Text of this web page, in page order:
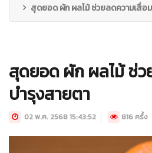
สุดยอด ผัก ผลไม้ ช่วยลดความเสื่อ
สุดยอด ผัก ผลไม้ ช่
บำรุงสายตา
02 พ.ค. 2568 15:43:52 816 ครั้ง